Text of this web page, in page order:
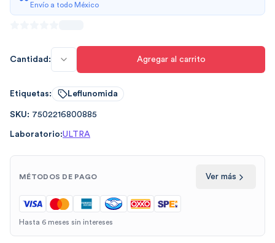
Envío a todo México
Cantidad: Agregar al carrito
Etiquetas: Leflunomida
SKU: 7502216800885
Laboratorio:ULTRA
MÉTODOS DE PAGO Ver más
Hasta 6 meses sin intereses